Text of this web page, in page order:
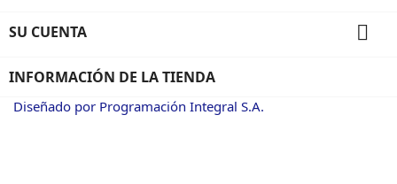
SU CUENTA 
INFORMACIÓN DE LA TIENDA
Diseñado por Programación Integral S.A.